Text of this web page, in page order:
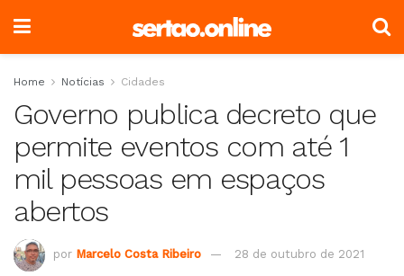
Home Notícias Cidades
Governo publica decreto que
permite eventos com até 1
mil pessoas em espaços
abertos
por Marcelo Costa Ribeiro 28 de outubro de 2021